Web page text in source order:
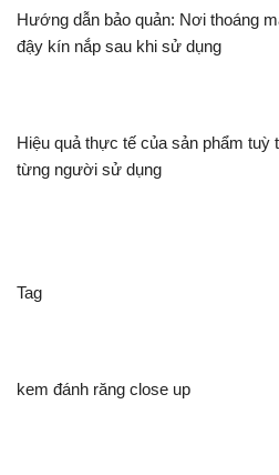
Hướng dẫn bảo quản: Nơi thoáng
đậy kín nắp sau khi sử dụng
Hiệu quả thực tế của sản phẩm tuỳ
từng người sử dụng
Tag
kem đánh răng close up